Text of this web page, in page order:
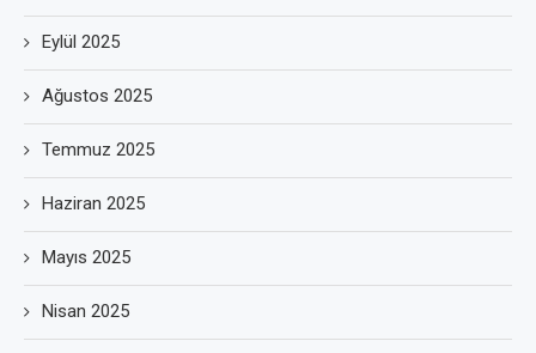
Eylül 2025
Ağustos 2025
Temmuz 2025
Haziran 2025
Mayıs 2025
Nisan 2025